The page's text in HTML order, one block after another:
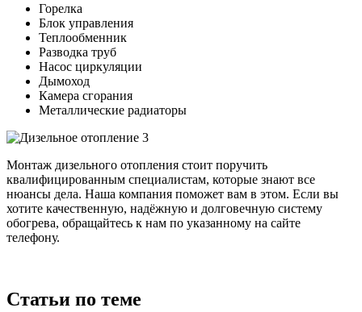
Горелка
Блок управления
Теплообменник
Разводка труб
Насос циркуляции
Дымоход
Камера сгорания
Металлические радиаторы
Монтаж дизельного отопления стоит поручить
квалифицированным специалистам, которые знают все
нюансы дела. Наша компания поможет вам в этом. Если вы
хотите качественную, надёжную и долговечную систему
обогрева, обращайтесь к нам по указанному на сайте
телефону.
Статьи по теме